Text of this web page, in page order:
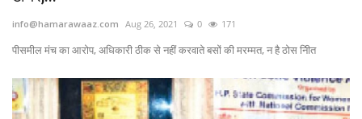
info@hamarawaaz.com Aug 26, 2021 0 171
पीसमील मंच का आरोप, अधिकारी ठीक से नहीं करवाते बसों की मरम्मत, न है ठोस नीित